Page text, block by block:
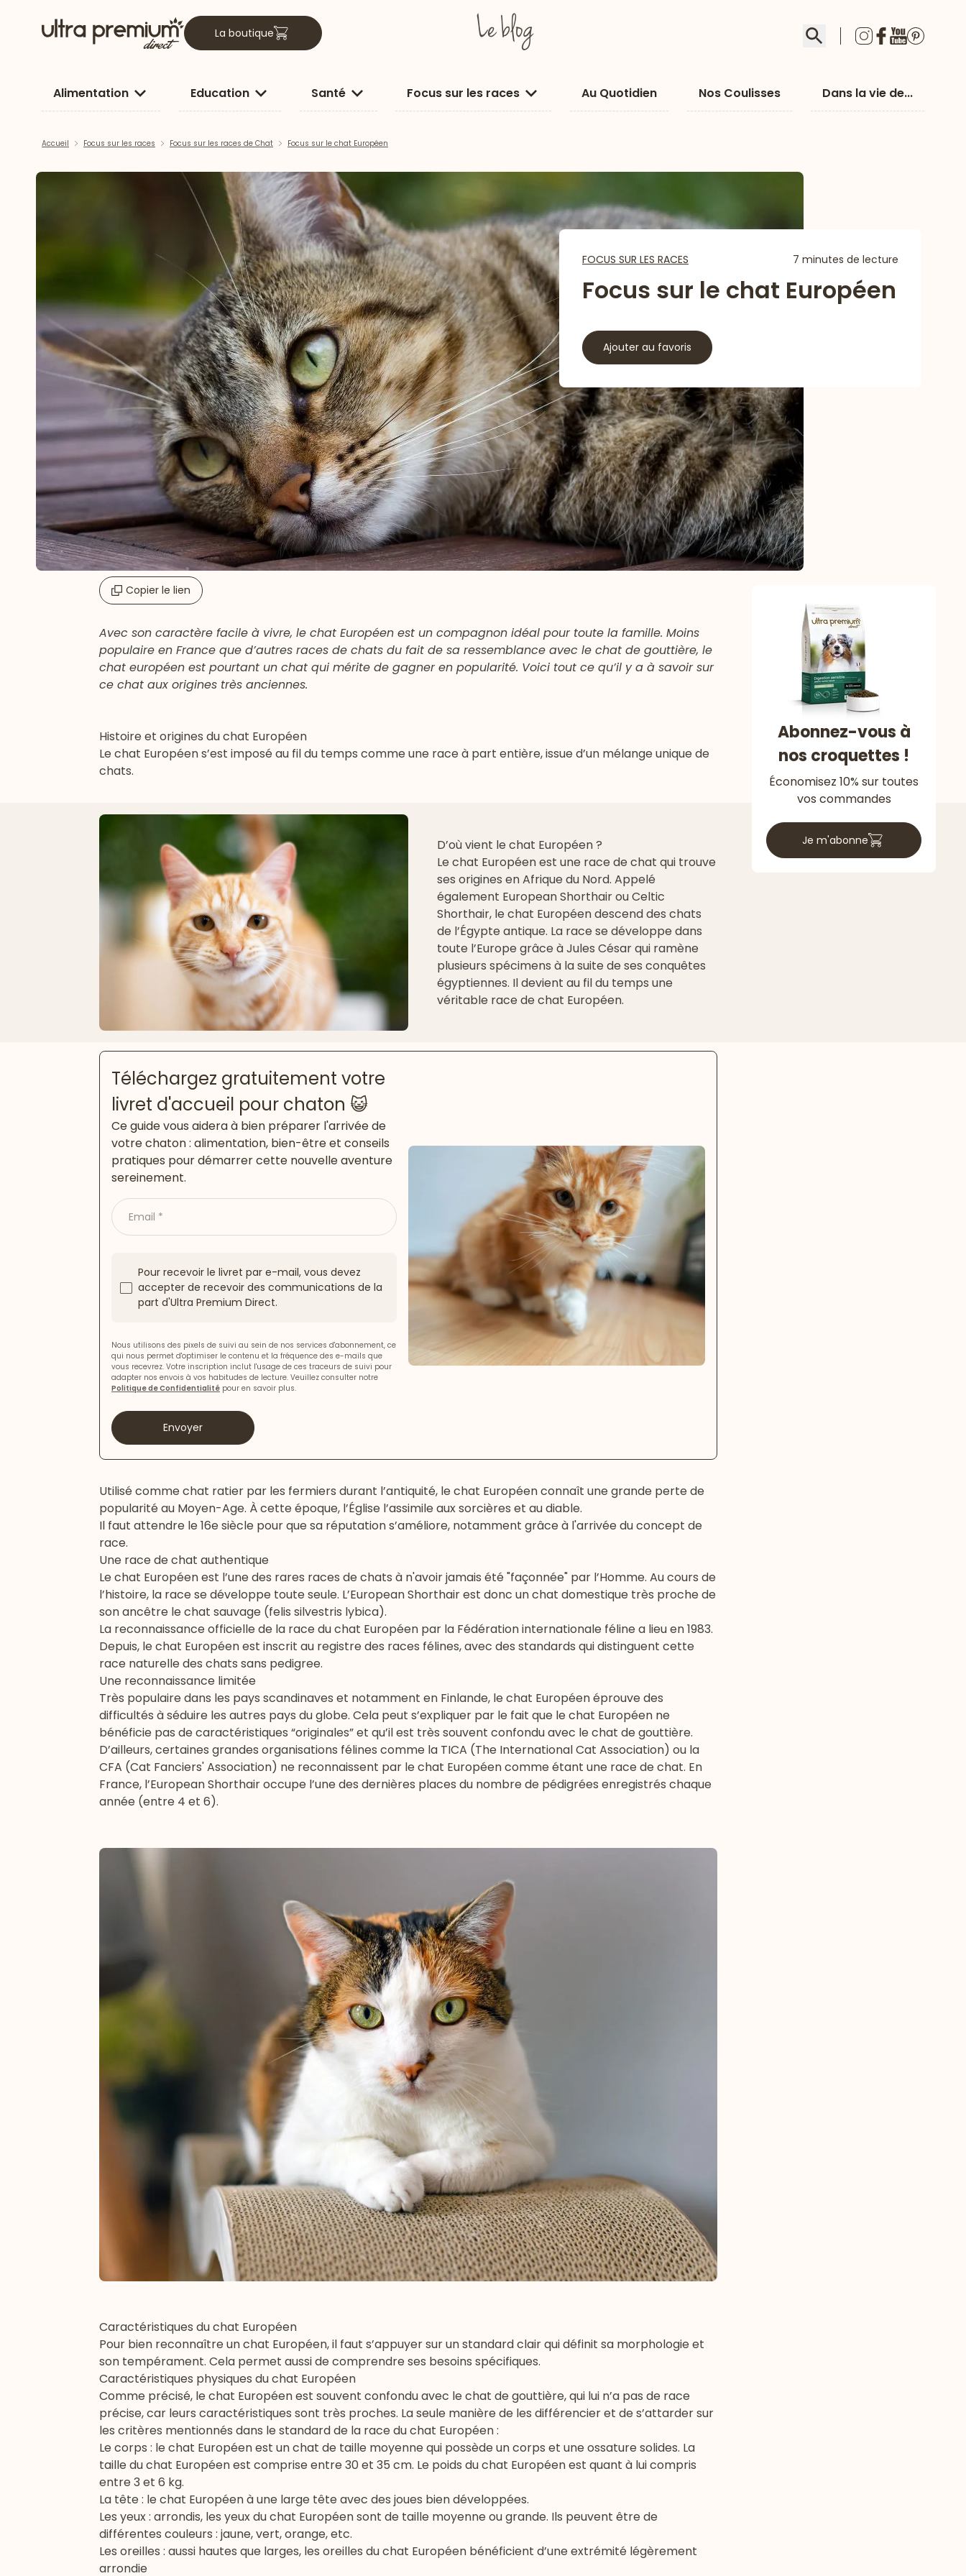
La boutique Rechercher
Alimentation Education Santé Focus sur les races Au Quotidien Nos Coulisses Dans la vie de...
Accueil Focus sur les races Focus sur les races de Chat Focus sur le chat Européen
FOCUS SUR LES RACES 7 minutes de lecture
Focus sur le chat Européen
Ajouter au favoris
Copier le lien
Avec son caractère facile à vivre, le chat Européen est un compagnon idéal pour toute la famille. Moins
populaire en France que d’autres races de chats du fait de sa ressemblance avec le chat de gouttière, le
chat européen est pourtant un chat qui mérite de gagner en popularité. Voici tout ce qu’il y a à savoir sur
ce chat aux origines très anciennes.
Histoire et origines du chat Européen
Le chat Européen s’est imposé au fil du temps comme une race à part entière, issue d’un mélange unique de
chats.
D’où vient le chat Européen ?
Le chat Européen est une race de chat qui trouve
ses origines en Afrique du Nord. Appelé
également European Shorthair ou Celtic
Shorthair, le chat Européen descend des chats
de l’Égypte antique. La race se développe dans
toute l’Europe grâce à Jules César qui ramène
plusieurs spécimens à la suite de ses conquêtes
égyptiennes. Il devient au fil du temps une
véritable race de chat Européen.
Téléchargez gratuitement votre
livret d'accueil pour chaton 😺
Ce guide vous aidera à bien préparer l'arrivée de
votre chaton : alimentation, bien-être et conseils
pratiques pour démarrer cette nouvelle aventure
sereinement.
Email
Pour recevoir le livret par e-mail, vous devez
accepter de recevoir des communications de la
part d'Ultra Premium Direct.
Nous utilisons des pixels de suivi au sein de nos services d'abonnement, ce
qui nous permet d'optimiser le contenu et la fréquence des e-mails que
vous recevrez. Votre inscription inclut l'usage de ces traceurs de suivi pour
adapter nos envois à vos habitudes de lecture. Veuillez consulter notre
Politique de Confidentialité pour en savoir plus.
Envoyer
Utilisé comme chat ratier par les fermiers durant l’antiquité, le chat Européen connaît une grande perte de
popularité au Moyen-Age. À cette époque, l’Église l’assimile aux sorcières et au diable.
Il faut attendre le 16e siècle pour que sa réputation s’améliore, notamment grâce à l'arrivée du concept de
race.
Une race de chat authentique
Le chat Européen est l’une des rares races de chats à n'avoir jamais été "façonnée" par l’Homme. Au cours de
l’histoire, la race se développe toute seule. L’European Shorthair est donc un chat domestique très proche de
son ancêtre le chat sauvage (felis silvestris lybica).
La reconnaissance officielle de la race du chat Européen par la Fédération internationale féline a lieu en 1983.
Depuis, le chat Européen est inscrit au registre des races félines, avec des standards qui distinguent cette
race naturelle des chats sans pedigree.
Une reconnaissance limitée
Très populaire dans les pays scandinaves et notamment en Finlande, le chat Européen éprouve des
difficultés à séduire les autres pays du globe. Cela peut s’expliquer par le fait que le chat Européen ne
bénéficie pas de caractéristiques “originales” et qu’il est très souvent confondu avec le chat de gouttière.
D’ailleurs, certaines grandes organisations félines comme la TICA (The International Cat Association) ou la
CFA (Cat Fanciers' Association) ne reconnaissent par le chat Européen comme étant une race de chat. En
France, l’European Shorthair occupe l’une des dernières places du nombre de pédigrées enregistrés chaque
année (entre 4 et 6).
Caractéristiques du chat Européen
Pour bien reconnaître un chat Européen, il faut s’appuyer sur un standard clair qui définit sa morphologie et
son tempérament. Cela permet aussi de comprendre ses besoins spécifiques.
Caractéristiques physiques du chat Européen
Comme précisé, le chat Européen est souvent confondu avec le chat de gouttière, qui lui n’a pas de race
précise, car leurs caractéristiques sont très proches. La seule manière de les différencier et de s’attarder sur
les critères mentionnés dans le standard de la race du chat Européen :
Le corps : le chat Européen est un chat de taille moyenne qui possède un corps et une ossature solides. La
taille du chat Européen est comprise entre 30 et 35 cm. Le poids du chat Européen est quant à lui compris
entre 3 et 6 kg.
La tête : le chat Européen à une large tête avec des joues bien développées.
Les yeux : arrondis, les yeux du chat Européen sont de taille moyenne ou grande. Ils peuvent être de
différentes couleurs : jaune, vert, orange, etc.
Les oreilles : aussi hautes que larges, les oreilles du chat Européen bénéficient d’une extrémité légèrement
arrondie
Abonnez-vous à
nos croquettes !
Économisez 10% sur toutes
vos commandes
Je m'abonne